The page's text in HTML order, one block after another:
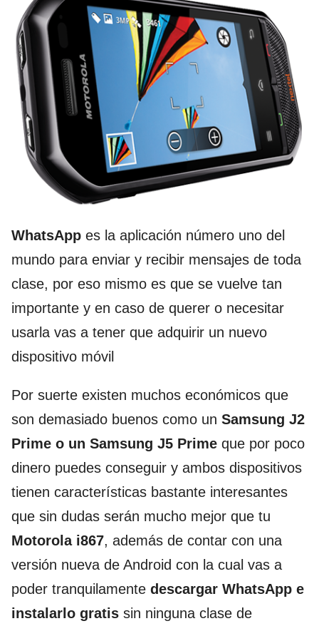
WhatsApp es la aplicación número uno del
mundo para enviar y recibir mensajes de toda
clase, por eso mismo es que se vuelve tan
importante y en caso de querer o necesitar
usarla vas a tener que adquirir un nuevo
dispositivo móvil
Por suerte existen muchos económicos que
son demasiado buenos como un Samsung J2
Prime o un Samsung J5 Prime que por poco
dinero puedes conseguir y ambos dispositivos
tienen características bastante interesantes
que sin dudas serán mucho mejor que tu
Motorola i867, además de contar con una
versión nueva de Android con la cual vas a
poder tranquilamente descargar WhatsApp e
instalarlo gratis sin ninguna clase de